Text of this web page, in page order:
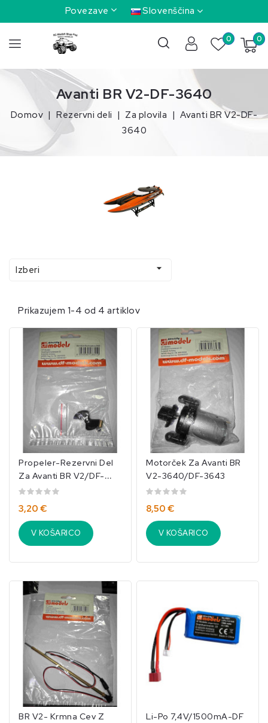
Povezave Slovenščina
0
0
Avanti BR V2-DF-3640
Domov Rezervni deli Za plovila
Avanti BR V2-DF-
3640
Izberi 
Prikazujem 1-4 od 4 artiklov
Propeler-Rezervni Del
Za Avanti BR V2/DF-
3641
3,20 €
V KOŠARICO
Motorček Za Avanti BR
V2-3640/DF-3643
8,50 €
V KOŠARICO
BR V2- Krmna Cev Z
Li-Po 7,4V/1500mA-DF